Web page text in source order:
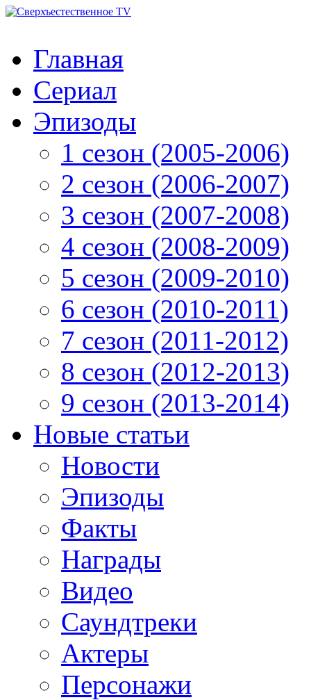
Главная
Сериал
Эпизоды
1 сезон (2005-2006)
2 сезон (2006-2007)
3 сезон (2007-2008)
4 сезон (2008-2009)
5 сезон (2009-2010)
6 сезон (2010-2011)
7 сезон (2011-2012)
8 сезон (2012-2013)
9 сезон (2013-2014)
Новые статьи
Новости
Эпизоды
Факты
Награды
Видео
Саундтреки
Актеры
Персонажи